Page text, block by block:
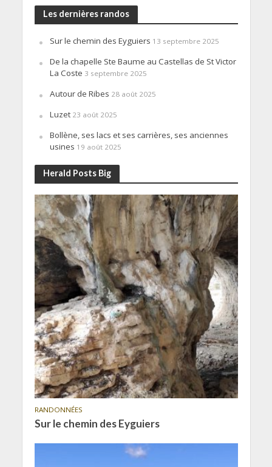
Les dernières randos
Sur le chemin des Eyguiers 13 septembre 2025
De la chapelle Ste Baume au Castellas de St Victor
La Coste 3 septembre 2025
Autour de Ribes 28 août 2025
Luzet 23 août 2025
Bollène, ses lacs et ses carrières, ses anciennes
usines 19 août 2025
Herald Posts Big
RANDONNÉES
Sur le chemin des Eyguiers